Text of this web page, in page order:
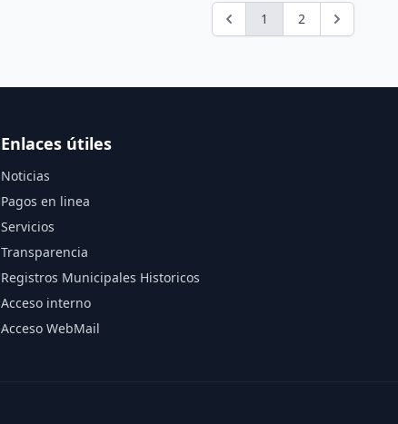
1 2
Enlaces útiles
Noticias
Pagos en linea
Servicios
Transparencia
Registros Municipales Historicos
Acceso interno
Acceso WebMail